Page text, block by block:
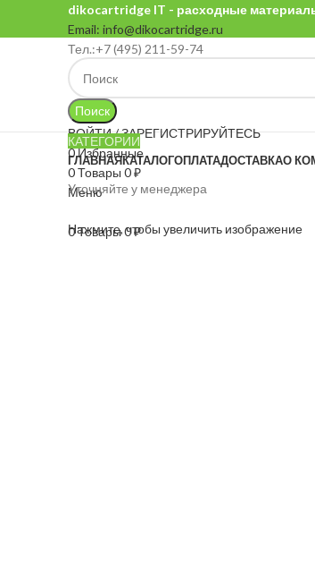
dikocartridge IT - расходные
Email: info@dikocartridge.ru
Тел.:+7 (495) 211-59-74
Поиск
ВОЙТИ / ЗАРЕГИСТРИРУЙТЕСЬ
0Избранные
0Товары 0₽
Меню
0Товары0₽
КАТЕГОРИИ
ГЛАВНАЯКАТАЛОГОПЛАТАДОСТАВКАО
Уточняйте у менеджера
Нажмите, чтобы увеличить изображение